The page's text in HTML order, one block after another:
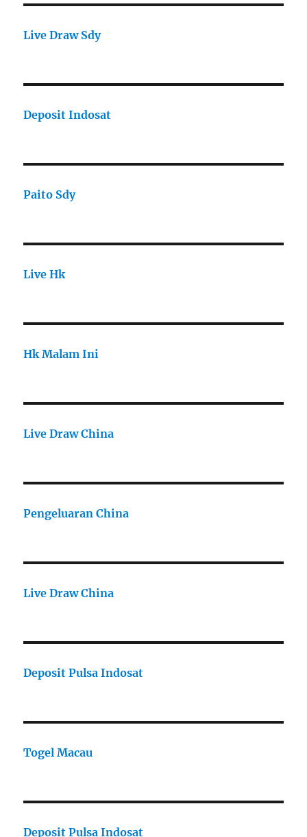
Live Draw Sdy
Deposit Indosat
Paito Sdy
Live Hk
Hk Malam Ini
Live Draw China
Pengeluaran China
Live Draw China
Deposit Pulsa Indosat
Togel Macau
Deposit Pulsa Indosat